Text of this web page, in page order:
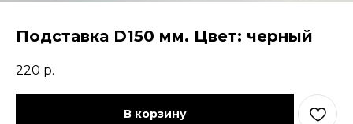
Подставка D150 мм. Цвет: черный
220 р.
В корзину